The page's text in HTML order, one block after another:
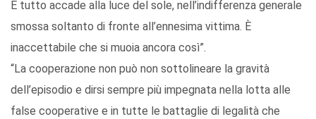
E tutto accade alla luce del sole, nell’indifferenza generale
smossa soltanto di fronte all’ennesima vittima. È
inaccettabile che si muoia ancora così”.
“La cooperazione non può non sottolineare la gravità
dell’episodio e dirsi sempre più impegnata nella lotta alle
false cooperative e in tutte le battaglie di legalità che